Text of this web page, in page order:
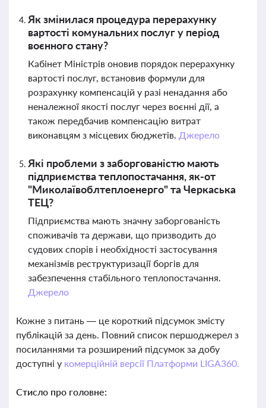
Як змінилася процедура перерахунку
вартості комунальних послуг у період
воєнного стану?
Кабінет Міністрів оновив порядок перерахунку
вартості послуг, встановив формули для
розрахунку компенсацій у разі ненадання або
неналежної якості послуг через воєнні дії, а
також передбачив компенсацію витрат
виконавцям з місцевих бюджетів. Джерело
Які проблеми з заборгованістю мають
підприємства теплопостачання, як-от
"Миколаївоблтеплоенерго" та Черкаська
ТЕЦ?
Підприємства мають значну заборгованість
споживачів та держави, що призводить до
судових спорів і необхідності застосування
механізмів реструктуризації боргів для
забезпечення стабільного теплопостачання.
Джерело
Кожне з питань — це короткий підсумок змісту
публікацій за день. Повний список першоджерел з
посиланнями та розширений підсумок за добу
доступні у комерційній версії Платформи LIGA360.
Стисло про головне: